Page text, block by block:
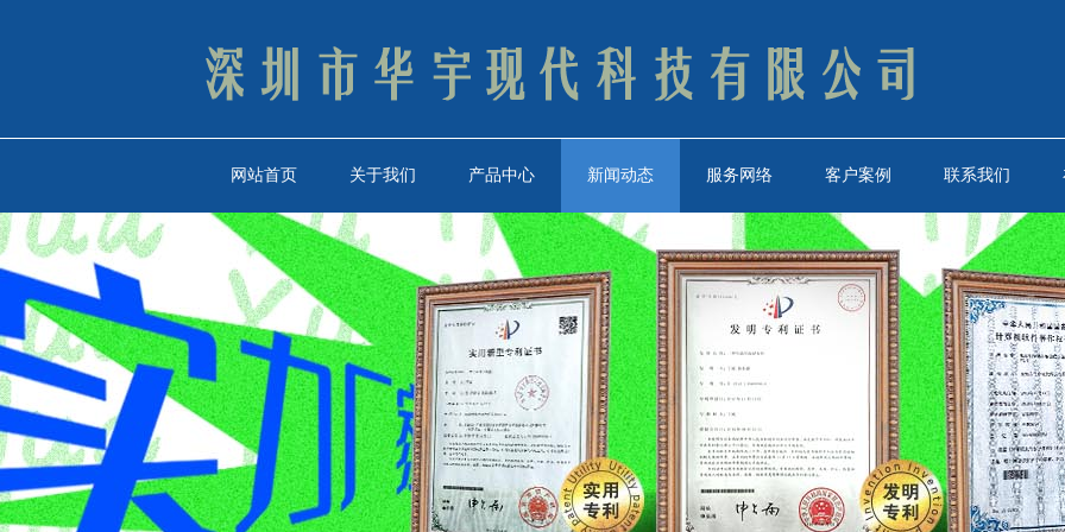
网站首页 关于我们 产品中心 新闻动态 服务网络 客户案例 联系我们